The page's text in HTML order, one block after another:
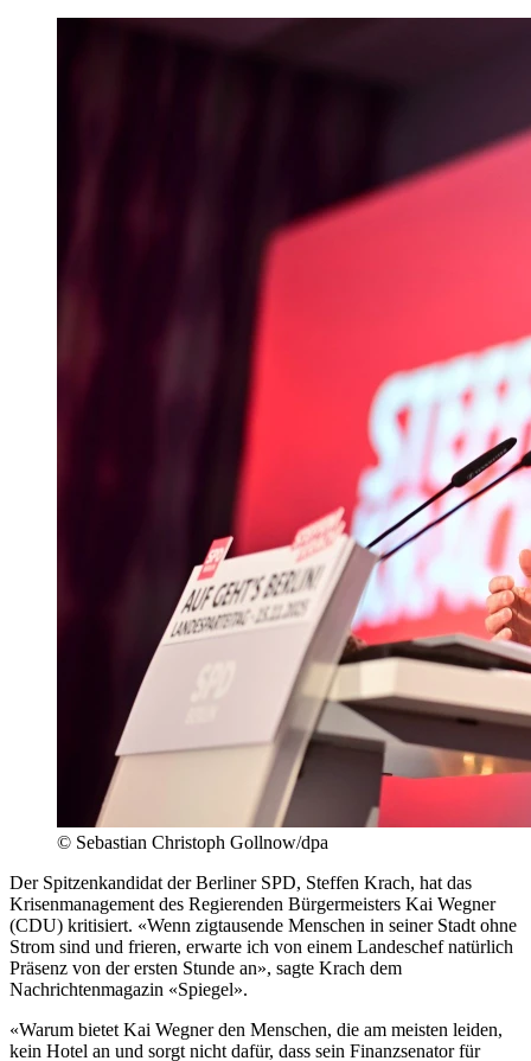
© Sebastian Christoph Gollnow/dpa
Der Spitzenkandidat der Berliner SPD, Steffen Krach, hat das
Krisenmanagement des Regierenden Bürgermeisters Kai Wegner
(CDU) kritisiert. «Wenn zigtausende Menschen in seiner Stadt ohne
Strom sind und frieren, erwarte ich von einem Landeschef natürlich
Präsenz von der ersten Stunde an», sagte Krach dem
Nachrichtenmagazin «Spiegel».
«Warum bietet Kai Wegner den Menschen, die am meisten leiden,
kein Hotel an und sorgt nicht dafür, dass sein Finanzsenator für